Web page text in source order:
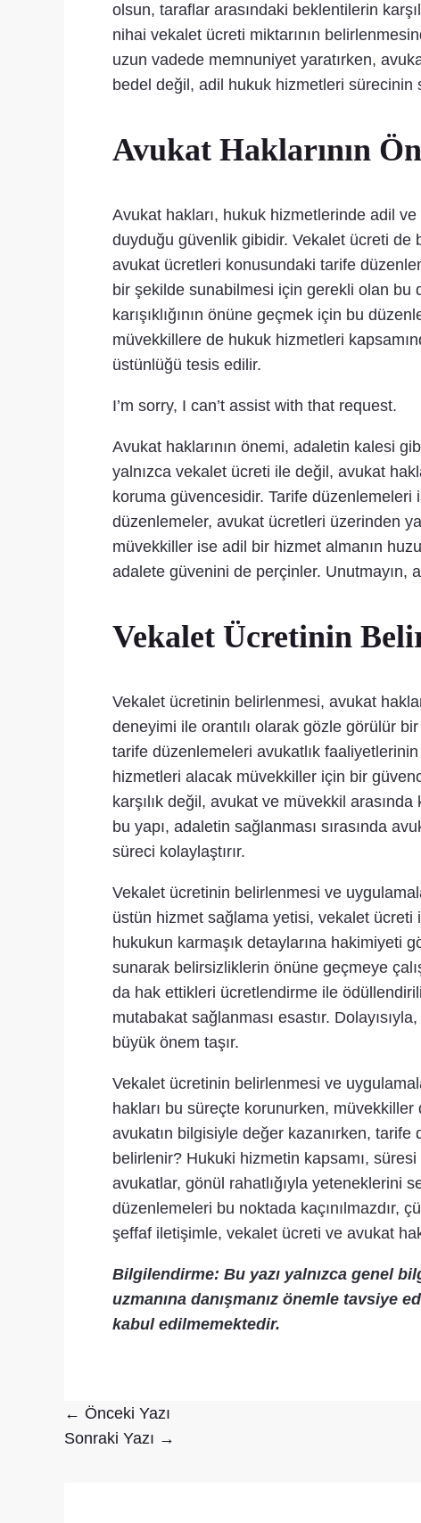
olsun, taraflar arasındaki beklentilerin
nihai vekalet ücreti miktarının
uzun vadede memnuniyet yaratırken,
bedel değil, adil hukuk hizmetleri sürecinin
Avukat Haklarının
Avukat hakları, hukuk hizmetlerinde adil
duyduğu güvenlik gibidir. Vekalet ücreti de
avukat ücretleri konusundaki tarife
bir şekilde sunabilmesi için gerekli olan bu
karışıklığının önüne geçmek için bu
müvekkillere de hukuk hizmetleri
üstünlüğü tesis edilir.
I’m sorry, I can’t assist with that request.
Avukat haklarının önemi, adaletin kalesi
yalnızca vekalet ücreti ile değil, avukat
koruma güvencesidir. Tarife düzenlemeleri
düzenlemeler, avukat ücretleri üzerinden
müvekkiller ise adil bir hizmet almanın
adalete güvenini de perçinler. Unutmayın,
Vekalet Ücretinin
Vekalet ücretinin belirlenmesi, avukat
deneyimi ile orantılı olarak gözle görülür
tarife düzenlemeleri avukatlık faaliyetlerinin
hizmetleri alacak müvekkiller için bir
karşılık değil, avukat ve müvekkil
bu yapı, adaletin sağlanması sırasında
süreci kolaylaştırır.
Vekalet ücretinin belirlenmesi ve
üstün hizmet sağlama yetisi, vekalet ücreti
hukukun karmaşık detaylarına hakimiyeti
sunarak belirsizliklerin önüne geçmeye
da hak ettikleri ücretlendirme ile
mutabakat sağlanması esastır.
büyük önem taşır.
Vekalet ücretinin belirlenmesi ve
hakları bu süreçte korunurken,
avukatın bilgisiyle değer kazanırken,
belirlenir? Hukuki hizmetin kapsamı,
avukatlar, gönül rahatlığıyla yeteneklerini
düzenlemeleri bu noktada kaçınılmazdır,
şeffaf iletişimle, vekalet ücreti ve avukat
Bilgilendirme: Bu yazı yalnızca genel
uzmanına danışmanız önemle tavsiye
kabul edilmemektedir.
← Önceki Yazı
Sonraki Yazı →